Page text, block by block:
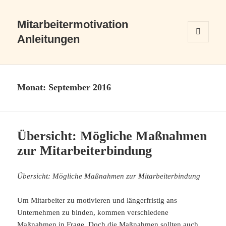
Mitarbeitermotivation
Anleitungen
Monat: September 2016
Übersicht: Mögliche Maßnahmen
zur Mitarbeiterbindung
Übersicht: Mögliche Maßnahmen zur Mitarbeiterbindung
Um Mitarbeiter zu motivieren und längerfristig ans
Unternehmen zu binden, kommen verschiedene